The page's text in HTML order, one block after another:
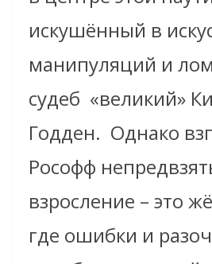
искушённый в
манипуляций и
судеб «великий»
Годден. Однако
Рософф
взросление – это
где ошибки и